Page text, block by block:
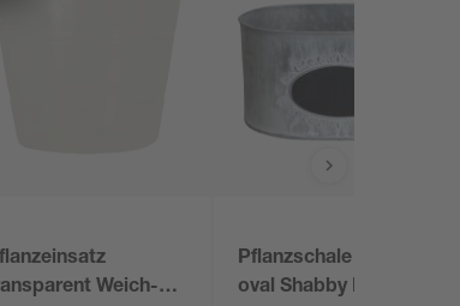
Weich-
Pflanzschale verzinkt
oval Shabby Look mit